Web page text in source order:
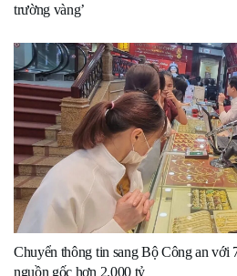
trường vàng’
Chuyển thông tin sang Bộ Công an với
nguồn gốc hơn 2.000 tỷ